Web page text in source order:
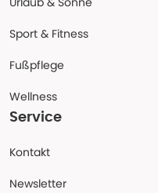
Sport & Fitness
Fußpflege
Wellness
Service
Kontakt
Newsletter